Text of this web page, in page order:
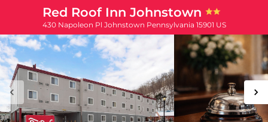
Red Roof Inn Johnstown
430 Napoleon Pl Johnstown Pennsylvania 15901 US